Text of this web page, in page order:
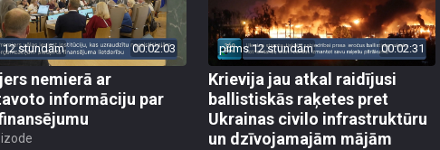
stundām 00:02:03
nemierā ar
informāciju par
pirms 12 stundām 00:02:31
Krievija jau atkal raidījusi
ballistiskās raķetes pret
Ukrainas civilo infrastruktūru
un dzīvojamajām mājām